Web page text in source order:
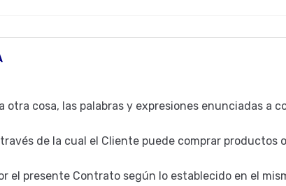
cosa, las palabras y expresiones enunciadas a
de la cual el Cliente puede comprar productos
el presente Contrato según lo establecido en el